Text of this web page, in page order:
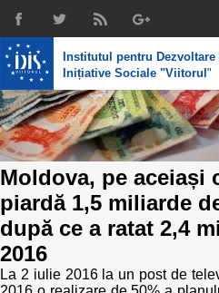
Institutul pentru Dezvoltare
Inițiative Sociale "Viitorul "
Despre noi
Profil
Recrutare
Chairman's legacy
Acorduri semnate
Expertiza IDIS
Politici de reintegrare
Politici economice
Achizițiile publice în infografice
Media
Biblioteca
Emisiuni
Moldova, pe aceiași
piardă 1,5 miliarde
după ce a ratat 2,4
2016
La 2 iulie 2016 la un post de